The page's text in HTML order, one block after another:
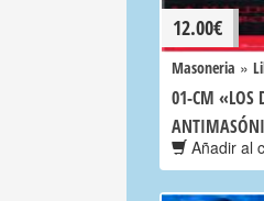
12.00€
Masoneria »
01-CM «LOS
Añadir al